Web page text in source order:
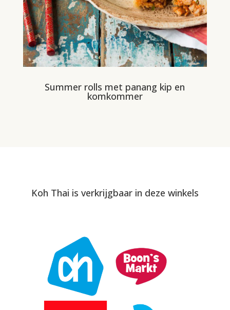
Summer rolls met panang kip en
komkommer
Koh Thai is verkrijgbaar in deze winkels